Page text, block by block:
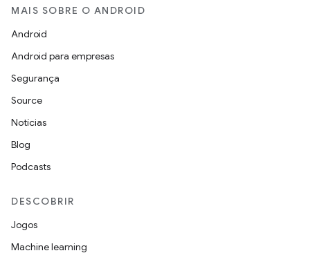
MAIS SOBRE O ANDROID
Android
Android para empresas
Segurança
Source
Notícias
Blog
Podcasts
DESCOBRIR
Jogos
Machine learning